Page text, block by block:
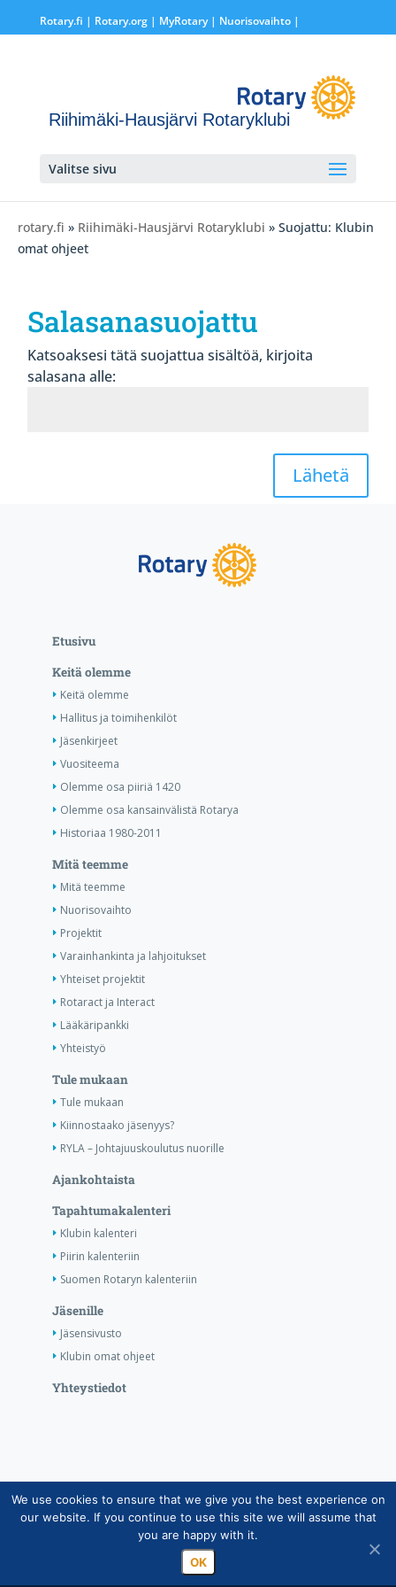
Rotary.fi | Rotary.org| MyRotary | Nuorisovaihto|
Riihimäki-Hausjärvi Rotaryklubi
Valitse sivu
rotary.fi » Riihimäki-Hausjärvi Rotaryklubi » Suojattu: Klubin
omat ohjeet
Salasanasuojattu
Katsoaksesi tätä suojattua sisältöä, kirjoita
salasana alle:
Lähetä
Etusivu
Keitä olemme
Keitä olemme
Hallitus ja toimihenkilöt
Jäsenkirjeet
Vuositeema
Olemme osa piiriä 1420
Olemme osa kansainvälistä Rotarya
Historiaa 1980-2011
Mitä teemme
Mitä teemme
Nuorisovaihto
Projektit
Varainhankinta ja lahjoitukset
Yhteiset projektit
Rotaract ja Interact
Lääkäripankki
Yhteistyö
Tule mukaan
Tule mukaan
Kiinnostaako jäsenyys?
RYLA – Johtajuuskoulutus nuorille
Ajankohtaista
Tapahtumakalenteri
Klubin kalenteri
Piirin kalenteriin
Suomen Rotaryn kalenteriin
Jäsenille
Jäsensivusto
Klubin omat ohjeet
Yhteystiedot
Copyright © Suomen Rotarypalvelu ry 2026 |
Jäsentietojärjestelmän tietosuojaseloste| Henkilötietojen
käsittely Rotarytoiminnassa
We use cookies to ensure that we give you the best experience on
our website. If you continue to use this site we will assume that
you are happy with it.
OK